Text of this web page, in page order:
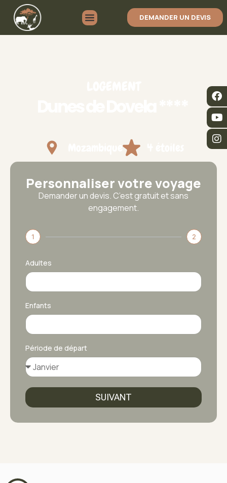
DEMANDER UN DEVIS
Personnaliser votre voyage
Demander un devis. C’est gratuit et sans
engagement.
1 2
Adultes
Enfants
Période de départ
SUIVANT